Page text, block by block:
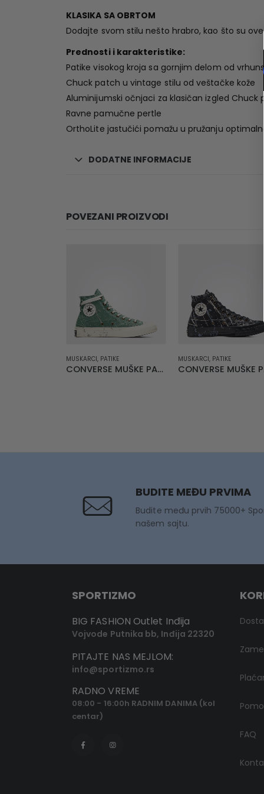
KLASIKA SA OBRTOM
Dodajte svom stilu nešto hrabro, kao što su
Prednosti i karakteristike:
Patike visokog kroja sa gornjim delom od
Chuck patch u vintage stilu od veštačke kože
Aluminijumski očnjaci za klasičan izgled Chuck
Ravne pamučne pertle
OrthoLite jastučići pomažu u pružanju
DODATNE INFORMACIJE
POVEZANI PROIZVODI
MUSKARCI, PATIKE
CONVERSE MUŠKE PATIKE Chuck 70 Paint Splatter
MUSKARCI, PATIKE
BUDITE MEĐU PRVIMA
Budite među prvih 75000+
našem sajtu.
SPORTIZMO
BIG FASHION Outlet Inđija
Vojvode Putnika bb, Inđija 22320
PITAJTE NAS MEJLOM:
info@sportizmo.rs
RADNO VREME
08:00 - 16:00h RADNIM DANIMA (kol
centar)
FAQ